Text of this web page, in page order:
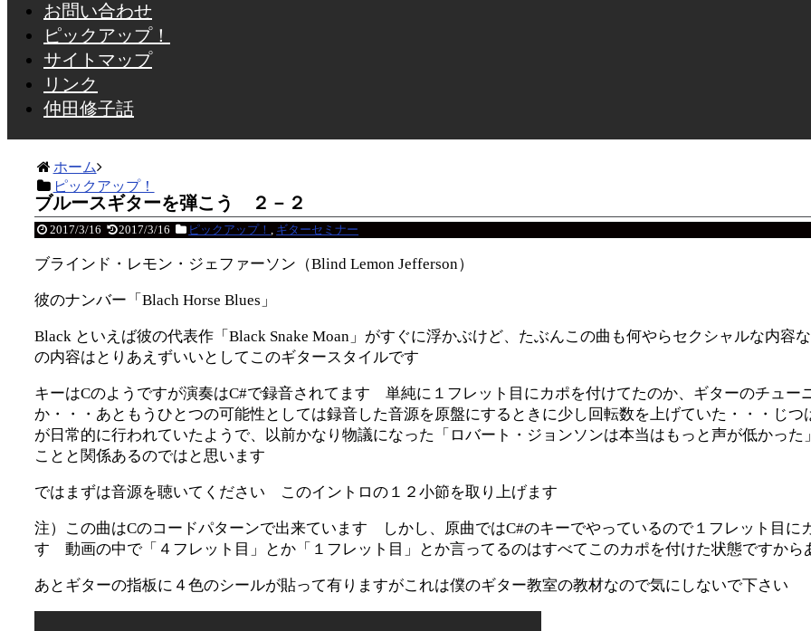
お問い合わせ
ピックアップ！
サイトマップ
リンク
仲田修子話
ホーム
ピックアップ！
ブルースギターを弾こう ２－２
2017/3/16 2017/3/16 ピックアップ！, ギターセミナー
ブラインド・レモン・ジェファーソン（Blind Lemon Jefferson）
彼のナンバー「Blach Horse Blues」
Black といえば彼の代表作「Black Snake Moan」がすぐに浮かぶけど、たぶんこの曲も何やらセクシャルな内
の内容はとりあえずいいとしてこのギタースタイルです
キーはCのようですが演奏はC#で録音されてます 単純に１フレット目にカポを付けてたのか、ギターのチュー
か・・・あともうひとつの可能性としては録音した音源を原盤にするときに少し回転数を上げていた・・・じつ
が日常的に行われていたようで、以前かなり物議になった「ロバート・ジョンソンは本当はもっと声が低かった
ことと関係あるのではと思います
ではまずは音源を聴いてください このイントロの１２小節を取り上げます
注）この曲はCのコードパターンで出来ています しかし、原曲ではC#のキーでやっているので１フレット目に
す 動画の中で「４フレット目」とか「１フレット目」とか言ってるのはすべてこのカポを付けた状態ですから
あとギターの指板に４色のシールが貼って有りますがこれは僕のギター教室の教材なので気にしないで下さい